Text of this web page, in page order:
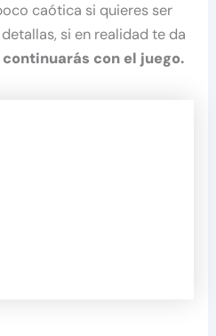
caótica si quieres ser
si en realidad te da
con el juego.